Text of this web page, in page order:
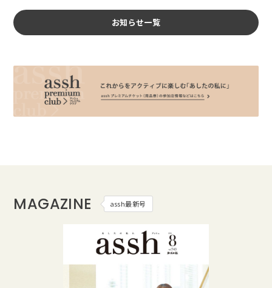
お知らせ一覧
MAGAZINE assh最新号